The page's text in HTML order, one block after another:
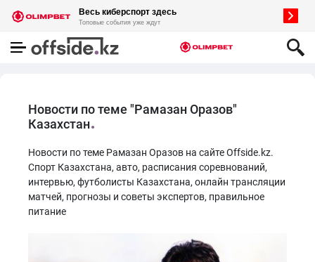
Новости по теме "Рамазан Оразов"
Казахстан
Новости по теме Рамазан Оразов на сайте Offside.kz.
Спорт Казахстана, авто, расписания соревнований,
интервью, футболисты Казахстана, онлайн трансляции
матчей, прогнозы и советы экспертов, правильное
питание